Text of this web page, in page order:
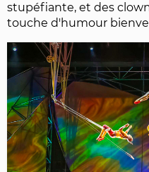
stupéfiante, et des
touche d'humour